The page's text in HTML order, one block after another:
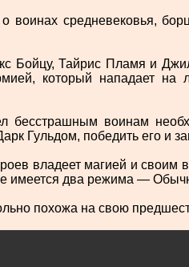
воинах средневековья,
Бойцу, Тайрис Пламя и
который нападает на
бесстрашным воинам
Гульдом, победить его и
владеет магией и своим
имеется два режима —
похожа на свою